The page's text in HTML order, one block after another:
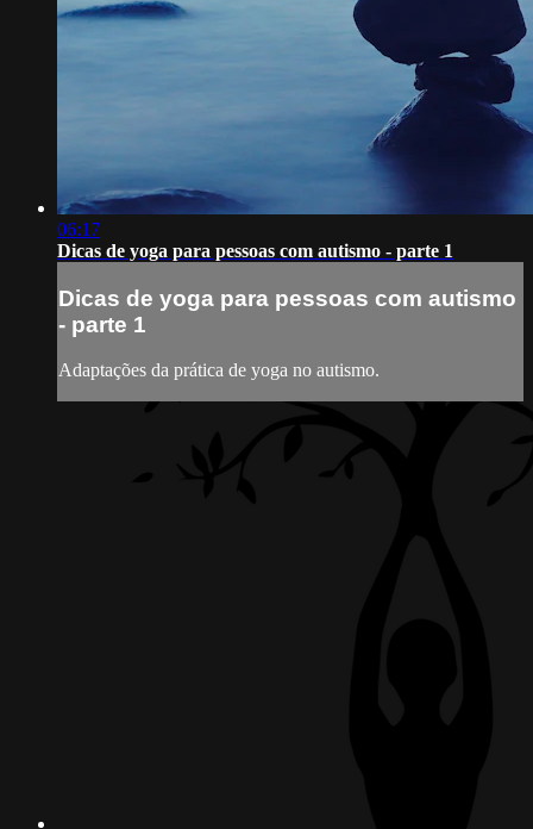
06:17
Dicas de yoga para pessoas com autismo - parte 1
Dicas de yoga para pessoas com autismo
- parte 1
Adaptações da prática de yoga no autismo.